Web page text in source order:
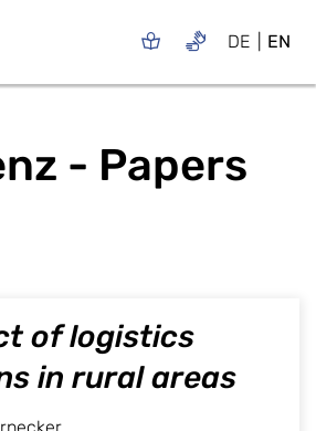
DE EN
- Papers
of logistics
in rural areas